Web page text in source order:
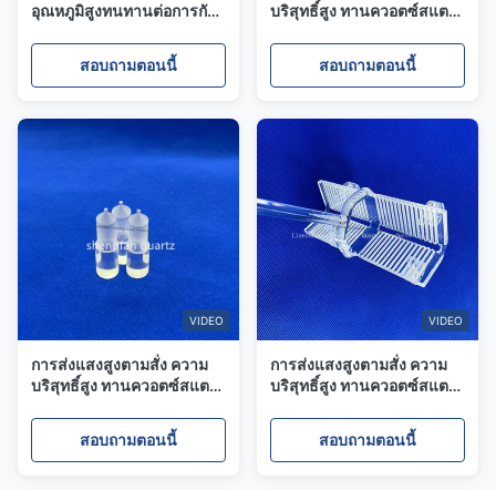
อุณหภูมิสูงทนทานต่อการกัด
Quartz Boat
สอบถามตอนนี้
บริสุทธิ์สูง ทานควอตซ์สแตน
สอบถามตอนนี้
VIDEO
การส่งแสงสูงตามสั่ง ความ
บริสุทธิ์สูง ทานควอตซ์สแตน
สอบถามตอนนี้
VIDEO
การส่งแสงสูงตามสั่ง ความ
บริสุทธิ์สูง ทานควอตซ์สแตน
สอบถามตอนนี้